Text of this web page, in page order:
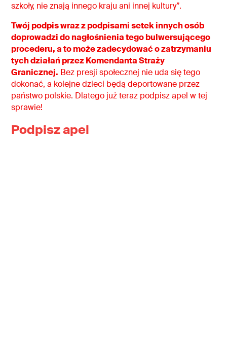
szkoły, nie znają innego kraju ani innej kultury”.
Twój podpis wraz z podpisami setek innych osób
doprowadzi do nagłośnienia tego bulwersującego
procederu, a to może zadecydować o zatrzymaniu
tych działań przez Komendanta Straży
Granicznej. Bez presji społecznej nie uda się tego
dokonać, a kolejne dzieci będą deportowane przez
państwo polskie. Dlatego już teraz podpisz apel w tej
sprawie!
Podpisz apel